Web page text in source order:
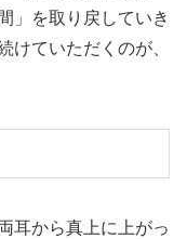
」を取り戻していき
けていただくのが、
耳から真上に上がっ